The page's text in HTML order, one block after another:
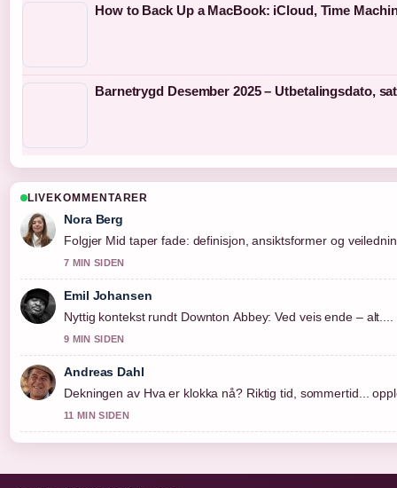
How to Back Up a MacBook: iCloud, Time
Barnetrygd Desember 2025 – Utbetalingsdato,
LIVEKOMMENTARER
Nora Berg
Folgjer Mid taper fade: definisjon, ansiktsformer og
7 MIN SIDEN
Emil Johansen
Nyttig kontekst rundt Downton Abbey: Ved veis ende –
9 MIN SIDEN
Andreas Dahl
Dekningen av Hva er klokka nå? Riktig tid, sommertid...
11 MIN SIDEN